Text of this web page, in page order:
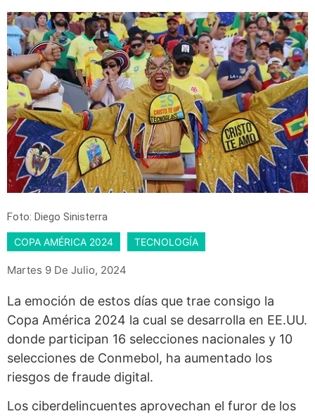
Foto: Diego Sinisterra
COPA AMÉRICA 2024 TECNOLOGÍA
Martes 9 De Julio, 2024
La emoción de estos días que trae consigo la
Copa América 2024 la cual se desarrolla en EE.UU.
donde participan 16 selecciones nacionales y 10
selecciones de Conmebol, ha aumentado los
riesgos de fraude digital.
Los ciberdelincuentes aprovechan el furor de los